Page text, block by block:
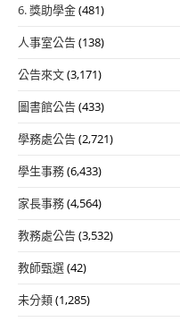
6. 獎助學金(481)
人事室公告(138)
公告來文(3,171)
圖書館公告(433)
學務處公告(2,721)
學生事務(6,433)
家長事務(4,564)
教務處公告(3,532)
教師甄選(42)
未分類(1,285)